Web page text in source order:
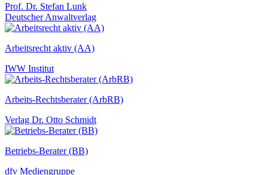
Prof. Dr. Stefan Lunk
Deutscher Anwaltverlag
Arbeitsrecht aktiv (AA)
IWW Institut
Arbeits-Rechtsberater (ArbRB)
Verlag Dr. Otto Schmidt
Betriebs-Berater (BB)
dfv Mediengruppe